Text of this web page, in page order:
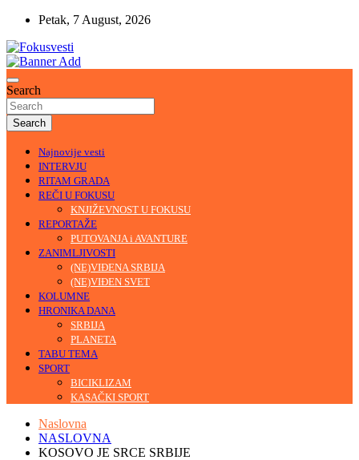
Skip
content
Petak, 7 August, 2026
Fokusvesti
Search
Search
Najnovije vesti
INTERVJU
RITAM GRADA
REČI U FOKUSU
KNJIŽEVNOST U FOKUSU
REPORTAŽE
PUTOVANJA i AVANTURE
ZANIMLJIVOSTI
(NE)VIĐENA SRBIJA
(NE)VIĐEN SVET
KOLUMNE
HRONIKA DANA
SRBIJA
PLANETA
TABU TEMA
SPORT
BICIKLIZAM
KASAČKI SPORT
Naslovna
NASLOVNA
KOSOVO JE SRCE SRBIJE